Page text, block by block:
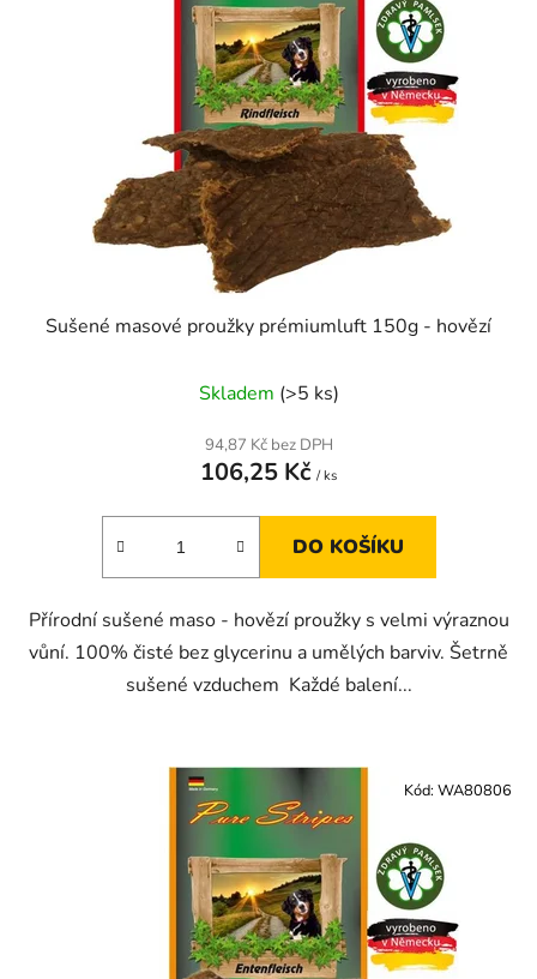
Sušené masové proužky prémiumluft 150g - hovězí
Skladem (>5 ks)
94,87 Kč bez DPH
106,25 Kč / ks
DO KOŠÍKU
Přírodní sušené maso - hovězí proužky s velmi výraznou
vůní. 100% čisté bez glycerinu a umělých barviv. Šetrně
sušené vzduchem Každé balení...
Kód: WA80806